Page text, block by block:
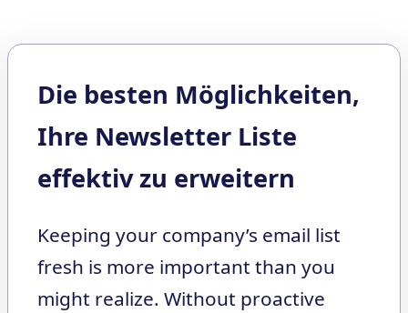
Die besten Möglichkeiten,
Ihre Newsletter Liste
effektiv zu erweitern
Keeping your company’s email list
fresh is more important than you
might realize. Without proactive